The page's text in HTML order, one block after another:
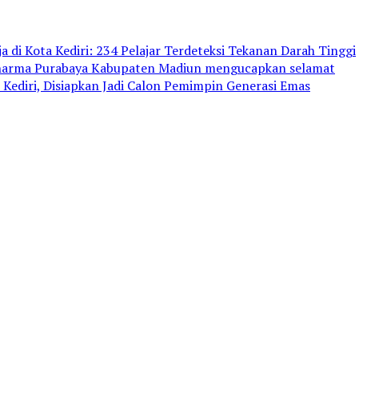
di Kota Kediri: 234 Pelajar Terdeteksi Tekanan Darah Tinggi
Purabaya Kabupaten Madiun mengucapkan selamat
Disiapkan Jadi Calon Pemimpin Generasi Emas